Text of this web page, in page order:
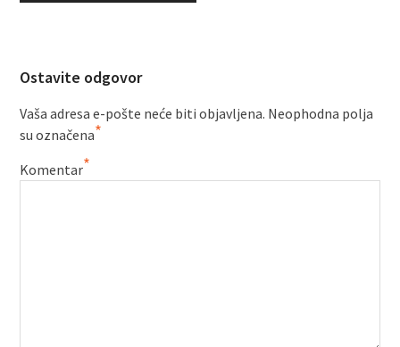
Ostavite odgovor
Vaša adresa e-pošte neće biti objavljena. Neophodna polja
su označena*
Komentar*